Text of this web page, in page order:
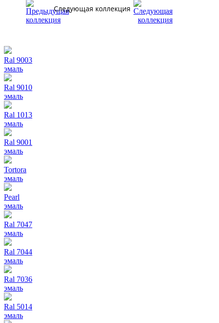
Следующая коллекция
Ral 9003
эмаль
Ral 9010
эмаль
Ral 1013
эмаль
Ral 9001
эмаль
Tortora
эмаль
Pearl
эмаль
Ral 7047
эмаль
Ral 7044
эмаль
Ral 7036
эмаль
Ral 5014
эмаль